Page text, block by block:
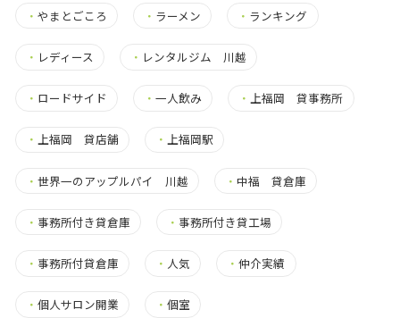
・ やまとごころ ・ ラーメン ・ ランキング
・ レディース ・ レンタルジム 川越
・ ロードサイド ・一人飲み ・上福岡 貸事務所
・ 上福岡 貸店舗 ・上福岡駅
・ 世界一のアップルパイ 川越 ・中福 貸倉庫
・ 事務所付き貸倉庫 ・ 事務所付き貸工場
・ 事務所付貸倉庫 ・ 人気 ・仲介実績
・ 個人サロン開業 ・個室